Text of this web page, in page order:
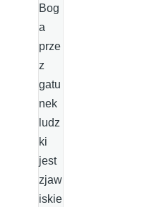
Bog
a
prze
z
gatu
nek
ludz
ki
jest
zjaw
iskie